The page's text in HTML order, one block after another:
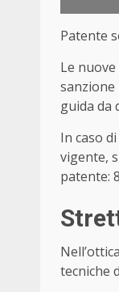
Patente
Le
sanzione
guida da
In caso
vigente,
patente:
tecniche